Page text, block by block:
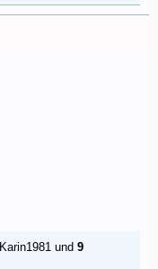
Karin1981 und 9